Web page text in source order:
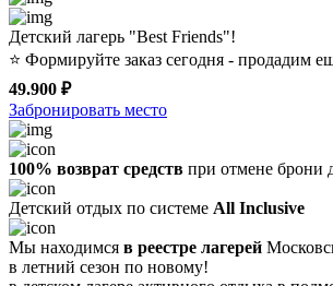
Детский лагерь "Best Friends"!
⭐️ Формируйте заказ сегодня - продадим
49.900 ₽
Забронировать место
100% возврат средств при отмене брони
Детский отдых по системе All Inclusive
Мы находимся в реестре лагерей
в летний сезон по новому!